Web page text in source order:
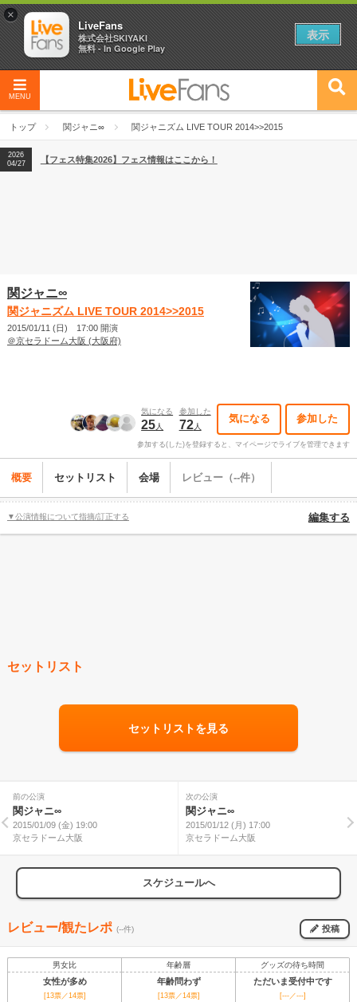
MENU
トップ 関ジャニ∞ 関ジャニズム LIVE TOUR 2014>>2015
2026
04/27
2026
【ライブ動員ランキング】2026年上半期編発表！
2026
04/27
【フェス特集2026】フェス情報はここから！
関ジャニ∞
関ジャニズム LIVE TOUR 2014>>2015
2015/01/11 (日) 17:00 開演
＠京セラドーム大阪 (大阪府)
気になる
25人
参加した
72人
気になる 参加した
参加する(した)を登録すると、マイページでライブを管理できます
概要 セットリスト 会場 レビュー（--件）
▼公演情報について指摘/訂正する 編集する
セットリスト
セットリストを見る
前の公演
関ジャニ∞
2015/01/09 (金) 19:00
京セラドーム大阪
次の公演
関ジャニ∞
2015/01/12 (月) 17:00
京セラドーム大阪
スケジュールへ
レビュー/観たレポ (--件) 投稿
男女比 年齢層 グッズの待ち時間
女性が多め 年齢問わず ただいま受付中です
[13票／14票] [13票／14票] [---／---]
×
LiveFans
株式会社SKIYAKI
無料 - In Google Play
表示